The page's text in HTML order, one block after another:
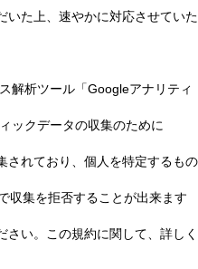
いた上、速やかに対応させていた
解析ツール「Googleアナリティ
ックデータの収集のために
されており、個人を特定するもの
収集を拒否することが出来ます
い。この規約に関して、詳しく